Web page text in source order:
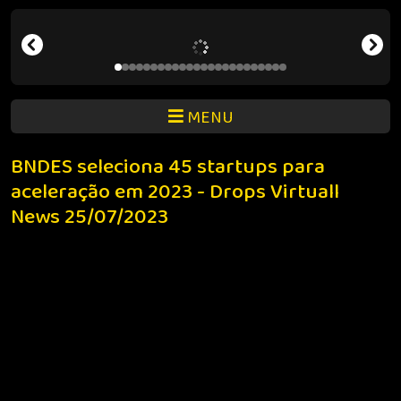
MENU
BNDES seleciona 45 startups para
aceleração em 2023 - Drops Virtuall
News 25/07/2023